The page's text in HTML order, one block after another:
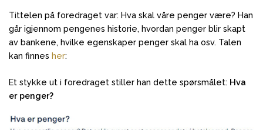
Tittelen på foredraget var: Hva skal våre penger være? Han
går igjennom pengenes historie, hvordan penger blir skapt
av bankene, hvilke egenskaper penger skal ha osv. Talen
kan finnes her:
Et stykke ut i foredraget stiller han dette spørsmålet: Hva
er penger?